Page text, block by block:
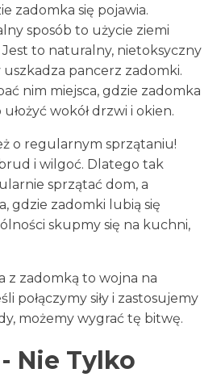
zadomka się pojawia.
sposób to użycie ziemi
to naturalny, nietoksyczny
uszkadza pancerz zadomki.
nim miejsca, gdzie zadomka
wokół drzwi i okien.
o regularnym sprzątaniu!
i wilgoć. Dlatego tak
sprzątać dom, a
gdzie zadomki lubią się
skupmy się na kuchni,
z zadomką to wojna na
połączymy siły i zastosujemy
możemy wygrać tę bitwę.
Nie Tylko